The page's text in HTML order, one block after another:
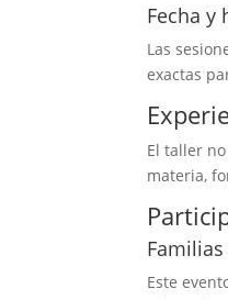
Fecha y
Las
exactas
El taller
materia,
Este